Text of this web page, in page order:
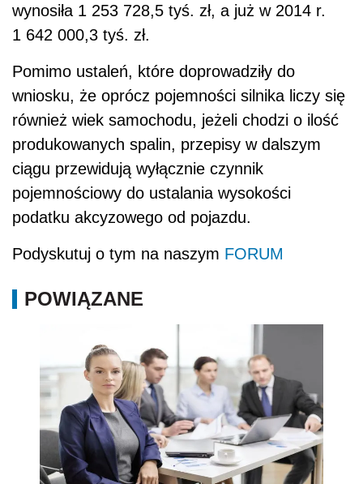
wynosiła 1 253 728,5 tyś. zł, a już w 2014 r.
1 642 000,3 tyś. zł.
Pomimo ustaleń, które doprowadziły do
wniosku, że oprócz pojemności silnika liczy się
również wiek samochodu, jeżeli chodzi o ilość
produkowanych spalin, przepisy w dalszym
ciągu przewidują wyłącznie czynnik
pojemnościowy do ustalania wysokości
podatku akcyzowego od pojazdu.
Podyskutuj o tym na naszym FORUM
POWIĄZANE